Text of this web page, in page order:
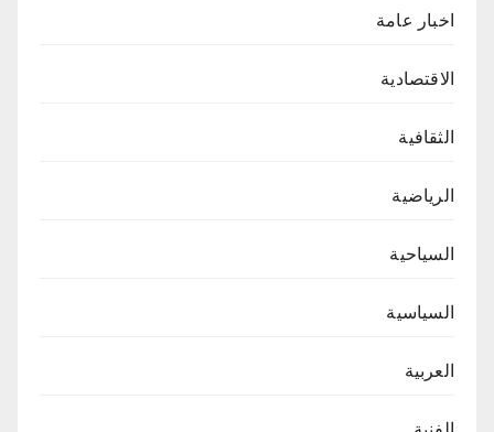
اخبار عامة
الاقتصادية
الثقافية
الرياضية
السياحية
السياسية
العربية